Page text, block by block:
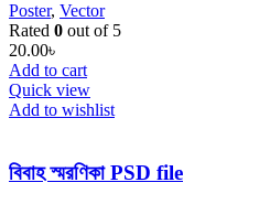
Poster, Vector
Rated 0 out of 5
20.00৳
Add to cart
Quick view
Add to wishlist
বিবাহ স্মরণিকা PSD file